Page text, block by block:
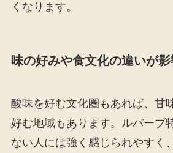
くなります。
味の好みや食文化の違いが影
酸味を好む文化圏もあれば、甘
好む地域もあります。ルバーブ
ない人には強く感じられやすく